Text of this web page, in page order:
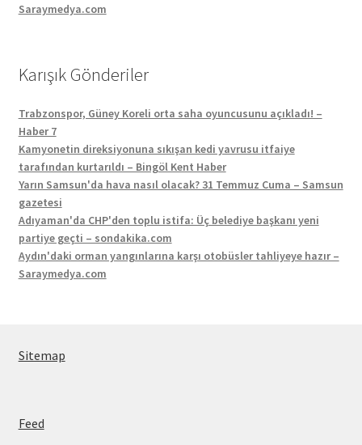
Saraymedya.com
Karışık Gönderiler
Trabzonspor, Güney Koreli orta saha oyuncusunu açıkladı! –
Haber 7
Kamyonetin direksiyonuna sıkışan kedi yavrusu itfaiye
tarafından kurtarıldı – Bingöl Kent Haber
Yarın Samsun'da hava nasıl olacak? 31 Temmuz Cuma – Samsun
gazetesi
Adıyaman'da CHP'den toplu istifa: Üç belediye başkanı yeni
partiye geçti – sondakika.com
Aydın'daki orman yangınlarına karşı otobüsler tahliyeye hazır –
Saraymedya.com
Sitemap
Feed